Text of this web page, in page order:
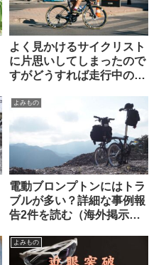
よく見かけるサイクリスト
に片思いしてしまったので
すがどうすれば走行中の彼
（海外掲示板から）
よみもの
電動ブロンプトンにはトラ
ブルが多い？詳細な事例報
告2件を読む（海外掲示板
よみもの